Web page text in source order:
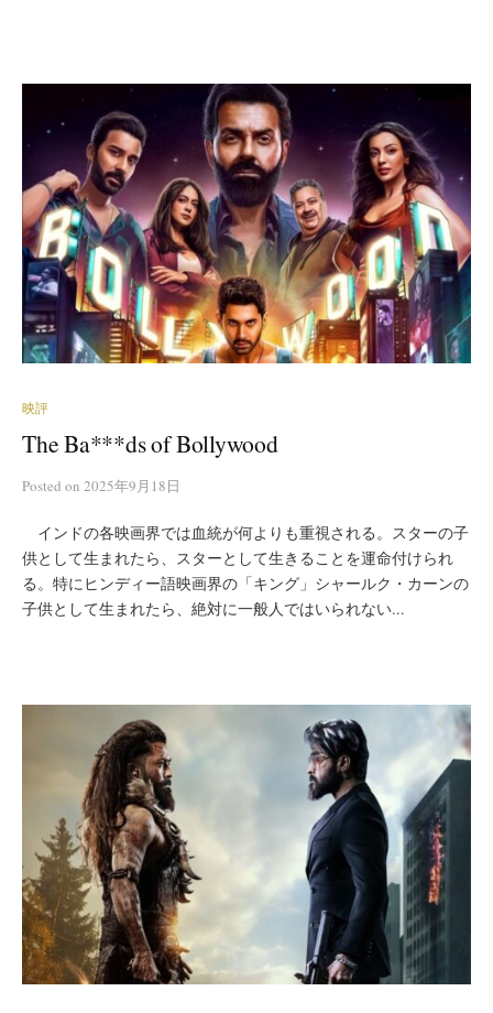
映評
The Ba***ds of Bollywood
Posted on 2025年9月18日
インドの各映画界では血統が何よりも重視される。スターの子
供として生まれたら、スターとして生きることを運命付けられ
る。特にヒンディー語映画界の「キング」シャールク・カーンの
子供として生まれたら、絶対に一般人ではいられない...